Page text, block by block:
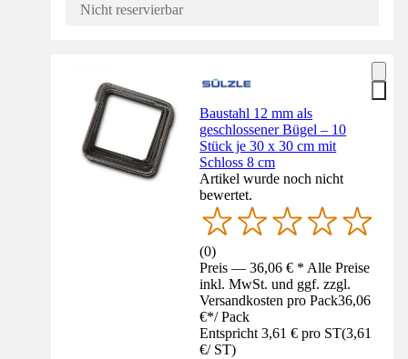
Nicht reservierbar
Baustahl 12 mm als
geschlossener Bügel – 10
Stück je 30 x 30 cm mit
Schloss 8 cm
Artikel wurde noch nicht
bewertet.
(0)
Preis — 36,06 € * Alle Preise
inkl. MwSt. und ggf. zzgl.
Versandkosten pro Pack36,06
€*/ Pack
Entspricht 3,61 € pro ST(3,61
€/ ST)